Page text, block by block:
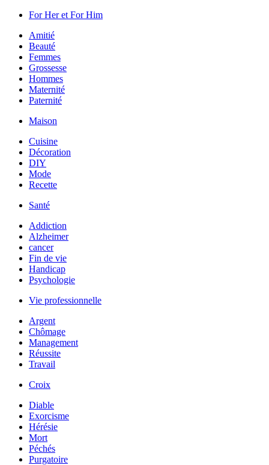
For Her et For Him
Amitié
Beauté
Femmes
Grossesse
Hommes
Maternité
Paternité
Maison
Cuisine
Décoration
DIY
Mode
Recette
Santé
Addiction
Alzheimer
cancer
Fin de vie
Handicap
Psychologie
Vie professionnelle
Argent
Chômage
Management
Réussite
Travail
Croix
Diable
Exorcisme
Hérésie
Mort
Péchés
Purgatoire